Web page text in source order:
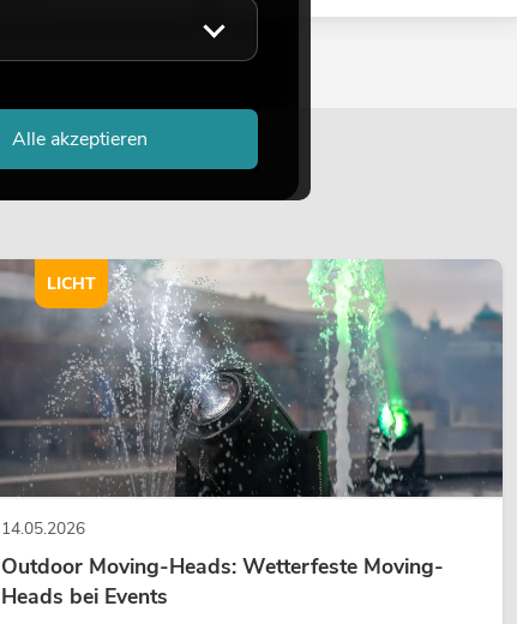
14.05.2026
Outdoor Moving-Heads: Wetterfeste Moving-
Heads bei Events
LICHT
Alle akzeptieren